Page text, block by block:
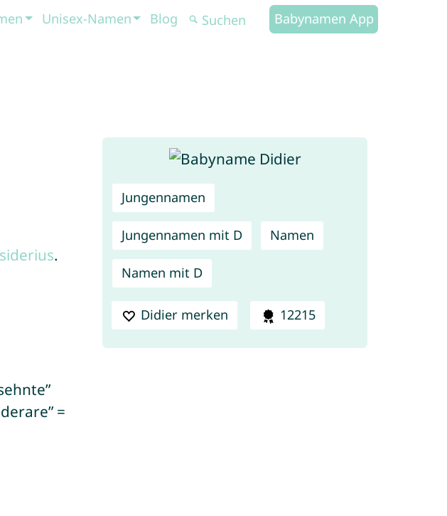
Unisex-Namen Blog Babynamen App
Jungennamen
Jungennamen mit D Namen
Namen mit D
Didier merken 12215
.
=